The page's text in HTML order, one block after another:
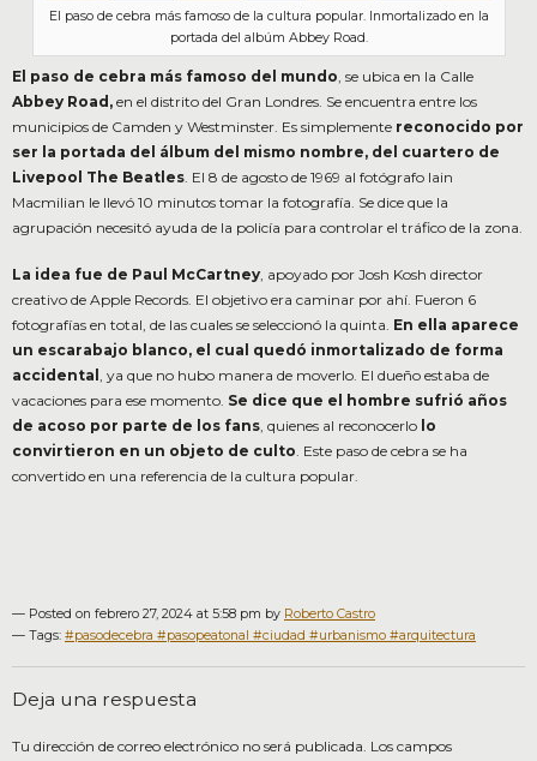
El paso de cebra más famoso de la cultura popular. Inmortalizado en la
portada del albúm Abbey Road.
El paso de cebra más famoso del mundo, se ubica en la Calle
Abbey Road, en el distrito del Gran Londres. Se encuentra entre los
municipios de Camden y Westminster. Es simplemente reconocido por
ser la portada del álbum del mismo nombre, del cuartero de
Livepool The Beatles. El 8 de agosto de 1969 al fotógrafo Iain
Macmilian le llevó 10 minutos tomar la fotografía. Se dice que la
agrupación necesitó ayuda de la policía para controlar el tráfico de la zona.
La idea fue de Paul McCartney, apoyado por Josh Kosh director
creativo de Apple Records. El objetivo era caminar por ahí. Fueron 6
fotografías en total, de las cuales se seleccionó la quinta. En ella aparece
un escarabajo blanco, el cual quedó inmortalizado de forma
accidental , ya que no hubo manera de moverlo. El dueño estaba de
vacaciones para ese momento. Se dice que el hombre sufrió años
de acoso por parte de los fans, quienes al reconocerlo lo
convirtieron en un objeto de culto. Este paso de cebra se ha
convertido en una referencia de la cultura popular.
— Posted on febrero 27, 2024 at 5:58 pm by Roberto Castro
— Tags: #pasodecebra #pasopeatonal #ciudad #urbanismo #arquitectura
Deja una respuesta
Tu dirección de correo electrónico no será publicada. Los campos